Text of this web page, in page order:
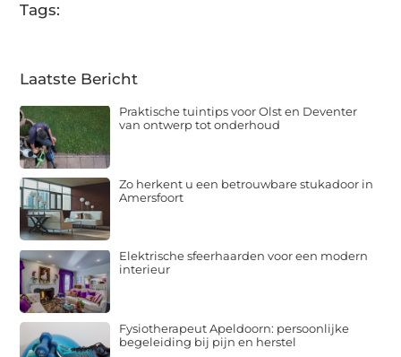
Tags:
Laatste Bericht
Praktische tuintips voor Olst en Deventer
van ontwerp tot onderhoud
Zo herkent u een betrouwbare stukadoor in
Amersfoort
Elektrische sfeerhaarden voor een modern
interieur
Fysiotherapeut Apeldoorn: persoonlijke
begeleiding bij pijn en herstel